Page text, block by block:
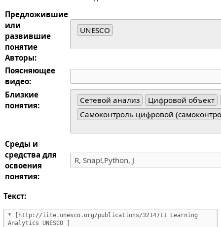
Предложившие
или
развившие
понятие
Авторы:
UNESCO
Поясняющее
видео:
Близкие
понятия:
Сетевой анализ
Цифровой объект
Самоконтроль цифровой
Среды и
средства для
освоения
понятия:
Текст: